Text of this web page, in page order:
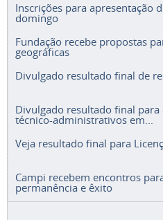
Inscrições para apresentação
domingo
Fundação recebe propostas
geográficas
Divulgado resultado final de
Divulgado resultado final
técnico-administrativos em...
Veja resultado final para
Campi recebem encontros
permanência e êxito